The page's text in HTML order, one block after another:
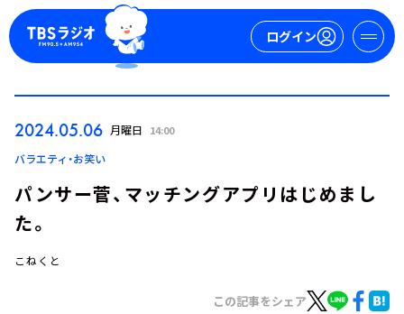
ログイン
ログイン
2024.05.06 月曜日 14:00
バラエティ・お笑い
パンサー菅、マッチングアプリはじめまし
た。
こねくと
この記事をシェア